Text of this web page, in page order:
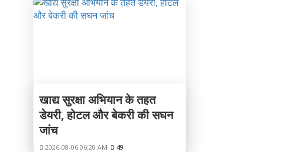
खाद्य सुरक्षा अभियान के तहत
डेयरी, होटल और बेकरी की सघन
जांच
2026-08-06 06:20 AM 49